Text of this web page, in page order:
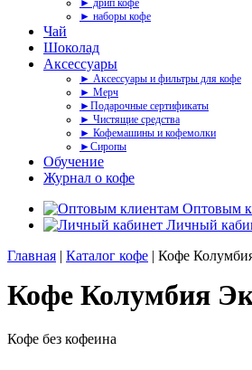
► дрип кофе
► наборы кофе
Чай
Шоколад
Аксессуары
► Аксессуары и фильтры для кофе
► Мерч
►Подарочные сертификаты
► Чистящие средства
► Кофемашины и кофемолки
►Сиропы
Обучение
Журнал о кофе
Оптовым
Личный
Главная | Каталог кофе | Кофе
Кофе Колумбия
Кофе без кофеина